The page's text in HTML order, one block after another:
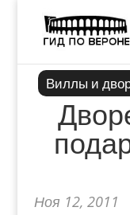
Виллы и
Ноя 12, 2011